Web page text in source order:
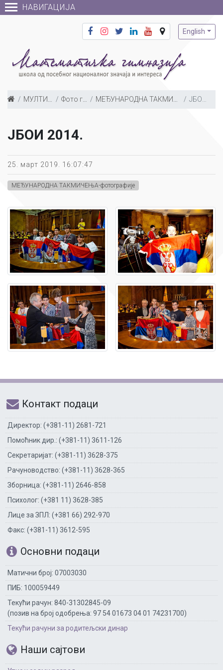
НАВИГАЦИЈА
English
МУЛТИМЕДИЈА Фото галерија МЕЂУНАРОДНА ТАКМИЧЕЊА-фотографије ЈБОИ 2014.
ЈБОИ 2014.
25. март 2019. 16:07:47
МЕЂУНАРОДНА ТАКМИЧЕЊА-фотографије
Контакт подаци
Директор: (+381-11) 2681-721
Помоћник дир.: (+381-11) 3611-126
Секретаријат: (+381-11) 3628-375
Рачуноводство: (+381-11) 3628-365
Зборница: (+381-11) 2646-858
Психолог: (+381 11) 3628-385
Лице за ЗПЛ: (+381 66) 292-970
Факс: (+381-11) 3612-595
Основни подаци
Матични број: 07003030
ПИБ: 100059449
Текући рачун: 840-31302845-09
(позив на број одобрења: 97 54 01673 04 01 74231700)
Текући рачуни за родитељски динар
Наши сајтови